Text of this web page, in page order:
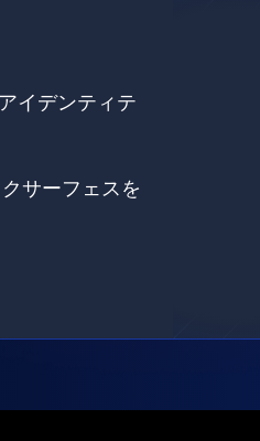
イデンティテ
サーフェスを